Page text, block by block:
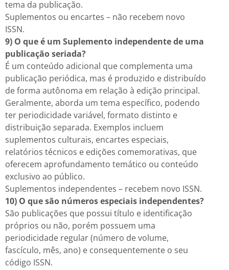
tema da publicação.
Suplementos ou encartes – não recebem novo
ISSN.
9) O que é um Suplemento independente de uma
publicação seriada?
É um conteúdo adicional que complementa uma
publicação periódica, mas é produzido e distribuído
de forma autônoma em relação à edição principal.
Geralmente, aborda um tema específico, podendo
ter periodicidade variável, formato distinto e
distribuição separada. Exemplos incluem
suplementos culturais, encartes especiais,
relatórios técnicos e edições comemorativas, que
oferecem aprofundamento temático ou conteúdo
exclusivo ao público.
Suplementos independentes – recebem novo ISSN.
10) O que são números especiais independentes?
São publicações que possui título e identificação
próprios ou não, porém possuem uma
periodicidade regular (número de volume,
fascículo, mês, ano) e consequentemente o seu
código ISSN.